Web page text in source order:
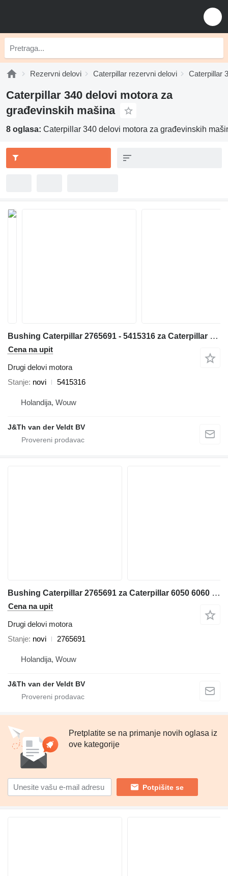
Rezervni delovi Caterpillar rezervni delovi Caterpillar
Caterpillar 340 delovi motora za
građevinskih mašina
8 oglasa: Caterpillar 340 delovi motora za građevinskih
Bushing Caterpillar 2765691 - 5415316 za Caterpillar 6050 6060 RH340 bagera
Cena na upit
Drugi delovi motora
Stanje novi 5415316
Holandija, Wouw
J&Th van der Veldt BV
Bushing Caterpillar 2765691 za Caterpillar 6050 6060 RH340 bagera
Cena na upit
Drugi delovi motora
Stanje novi 2765691
Holandija, Wouw
J&Th van der Veldt BV
Pretplatite se na primanje novih oglasa iz
ove kategorije
Potpišite se